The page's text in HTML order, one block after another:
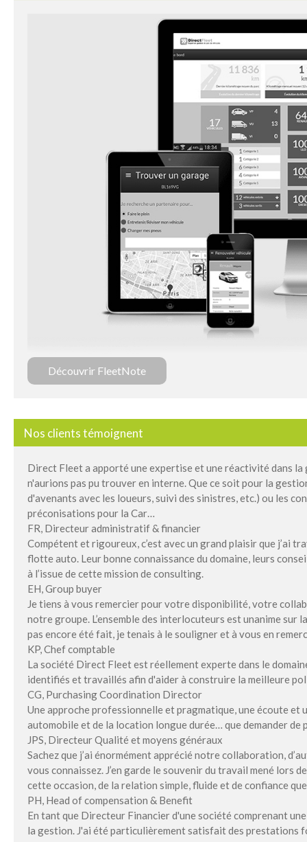
Découvrir FleetNote
Nos clients témoignent
Direct Fleet a apporté une expertise et une réactivité dans
n'aurions pas pu trouver en interne. Que ce soit pour la
d'avenants avec les loueurs, suivi des sinistres, etc.) ou les
préconisations pour la Car…
FR, Directeur administratif & financier
Compétent et rigoureux, c’est avec un grand plaisir que j’ai
flotte auto. Leur bonne connaissance du domaine, leurs
à l’issue de cette mission de consulting.
EH, Group buyer
Je tiens à vous remercier pour votre disponibilité, votre
notre groupe. L’ensemble des interlocuteurs est unanime
pas encore été fait, je tenais à le souligner et à vous en
KP, Chef comptable
La société Direct Fleet est réellement experte dans le
identifiés et travaillés afin d'aider à construire la meilleure
CG, Purchasing Coordination Director
Une approche professionnelle et pragmatique, une écoute et
automobile et de la location longue durée… que demander de
JPS, Directeur Qualité et moyens généraux
Sachez que j’ai énormément apprécié notre collaboration,
vous connaissez. J’en garde le souvenir du travail mené lors
cette occasion, de la relation simple, fluide et de confiance
PH, Head of compensation & Benefit
En tant que Directeur Financier d'une société comprenant
la gestion. J'ai été particulièrement satisfait des prestations